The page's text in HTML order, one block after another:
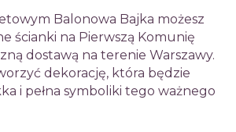
Balonowa Bajka możesz
ścianki na Pierwszą Komunię
dostawą na terenie Warszawy.
dekorację, która będzie
i pełna symboliki tego ważnego